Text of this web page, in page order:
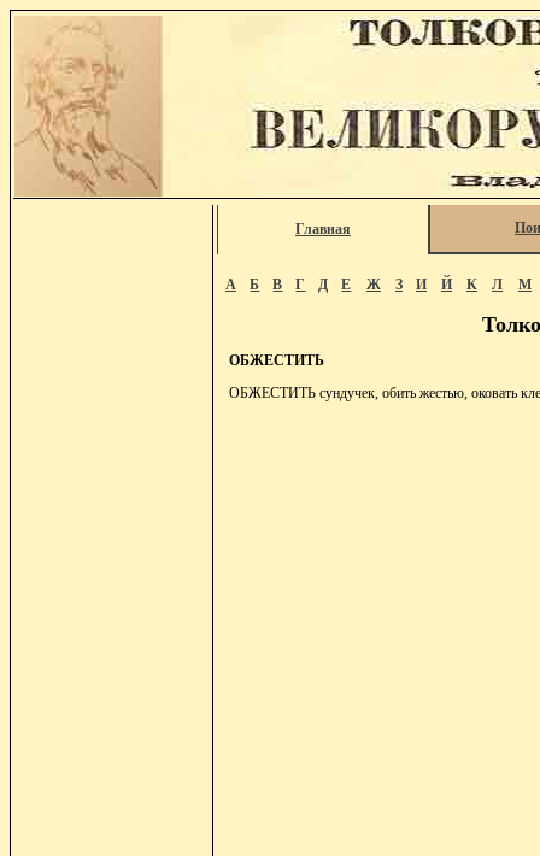
Главная
А Б В Г Д Е Ж З И Й К Л М
ОБЖЕСТИТЬ
ОБЖЕСТИТЬ сундучек, обить жестью, оковать